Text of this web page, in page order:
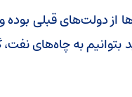
از دولت‌های قبلی
به چاه‌های نفت،